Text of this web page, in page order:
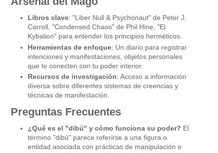
Libros clave: "Liber Null & Psychonaut" de Peter J.
Carroll, "Condensed Chaos" de Phil Hine, "El
Kybalion" para entender los principios herméticos.
Herramientas de enfoque: Un diario para registrar
intenciones y manifestaciones, objetos personales
que te conecten con tu poder interior.
Recursos de investigación: Acceso a información
diversa sobre diferentes sistemas de creencias y
técnicas de manifestación.
Preguntas Frecuentes
¿Qué es el "dibú" y cómo funciona su poder? El
término "dibú" parece referirse a una figura o
entidad asociada con prácticas de manipulación o